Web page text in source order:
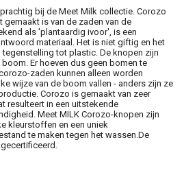
bij de Meet Milk collectie. Corozo
gemaakt is van de zaden van de
als 'plantaardig ivoor', is een
materiaal. Het is niet giftig en het
tot plastic. De knopen zijn
Er hoeven dus geen bomen te
zaden kunnen alleen worden
wijze van de boom vallen - anders zijn ze
Corozo is gemaakt van zeer
resulteert in een uitstekende
Meet MILK Corozo-knopen zijn
kleurstoffen en een uniek
te maken tegen het wassen.De